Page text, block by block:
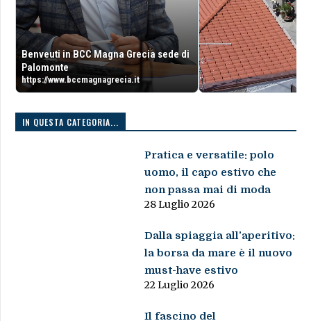
Benveuti in BCC Magna Grecia sede di
Palomonte
https://www.bccmagnagrecia.it
IN QUESTA CATEGORIA...
Pratica e versatile: polo
uomo, il capo estivo che
non passa mai di moda
28 Luglio 2026
Dalla spiaggia all’aperitivo:
la borsa da mare è il nuovo
must-have estivo
22 Luglio 2026
Il fascino del